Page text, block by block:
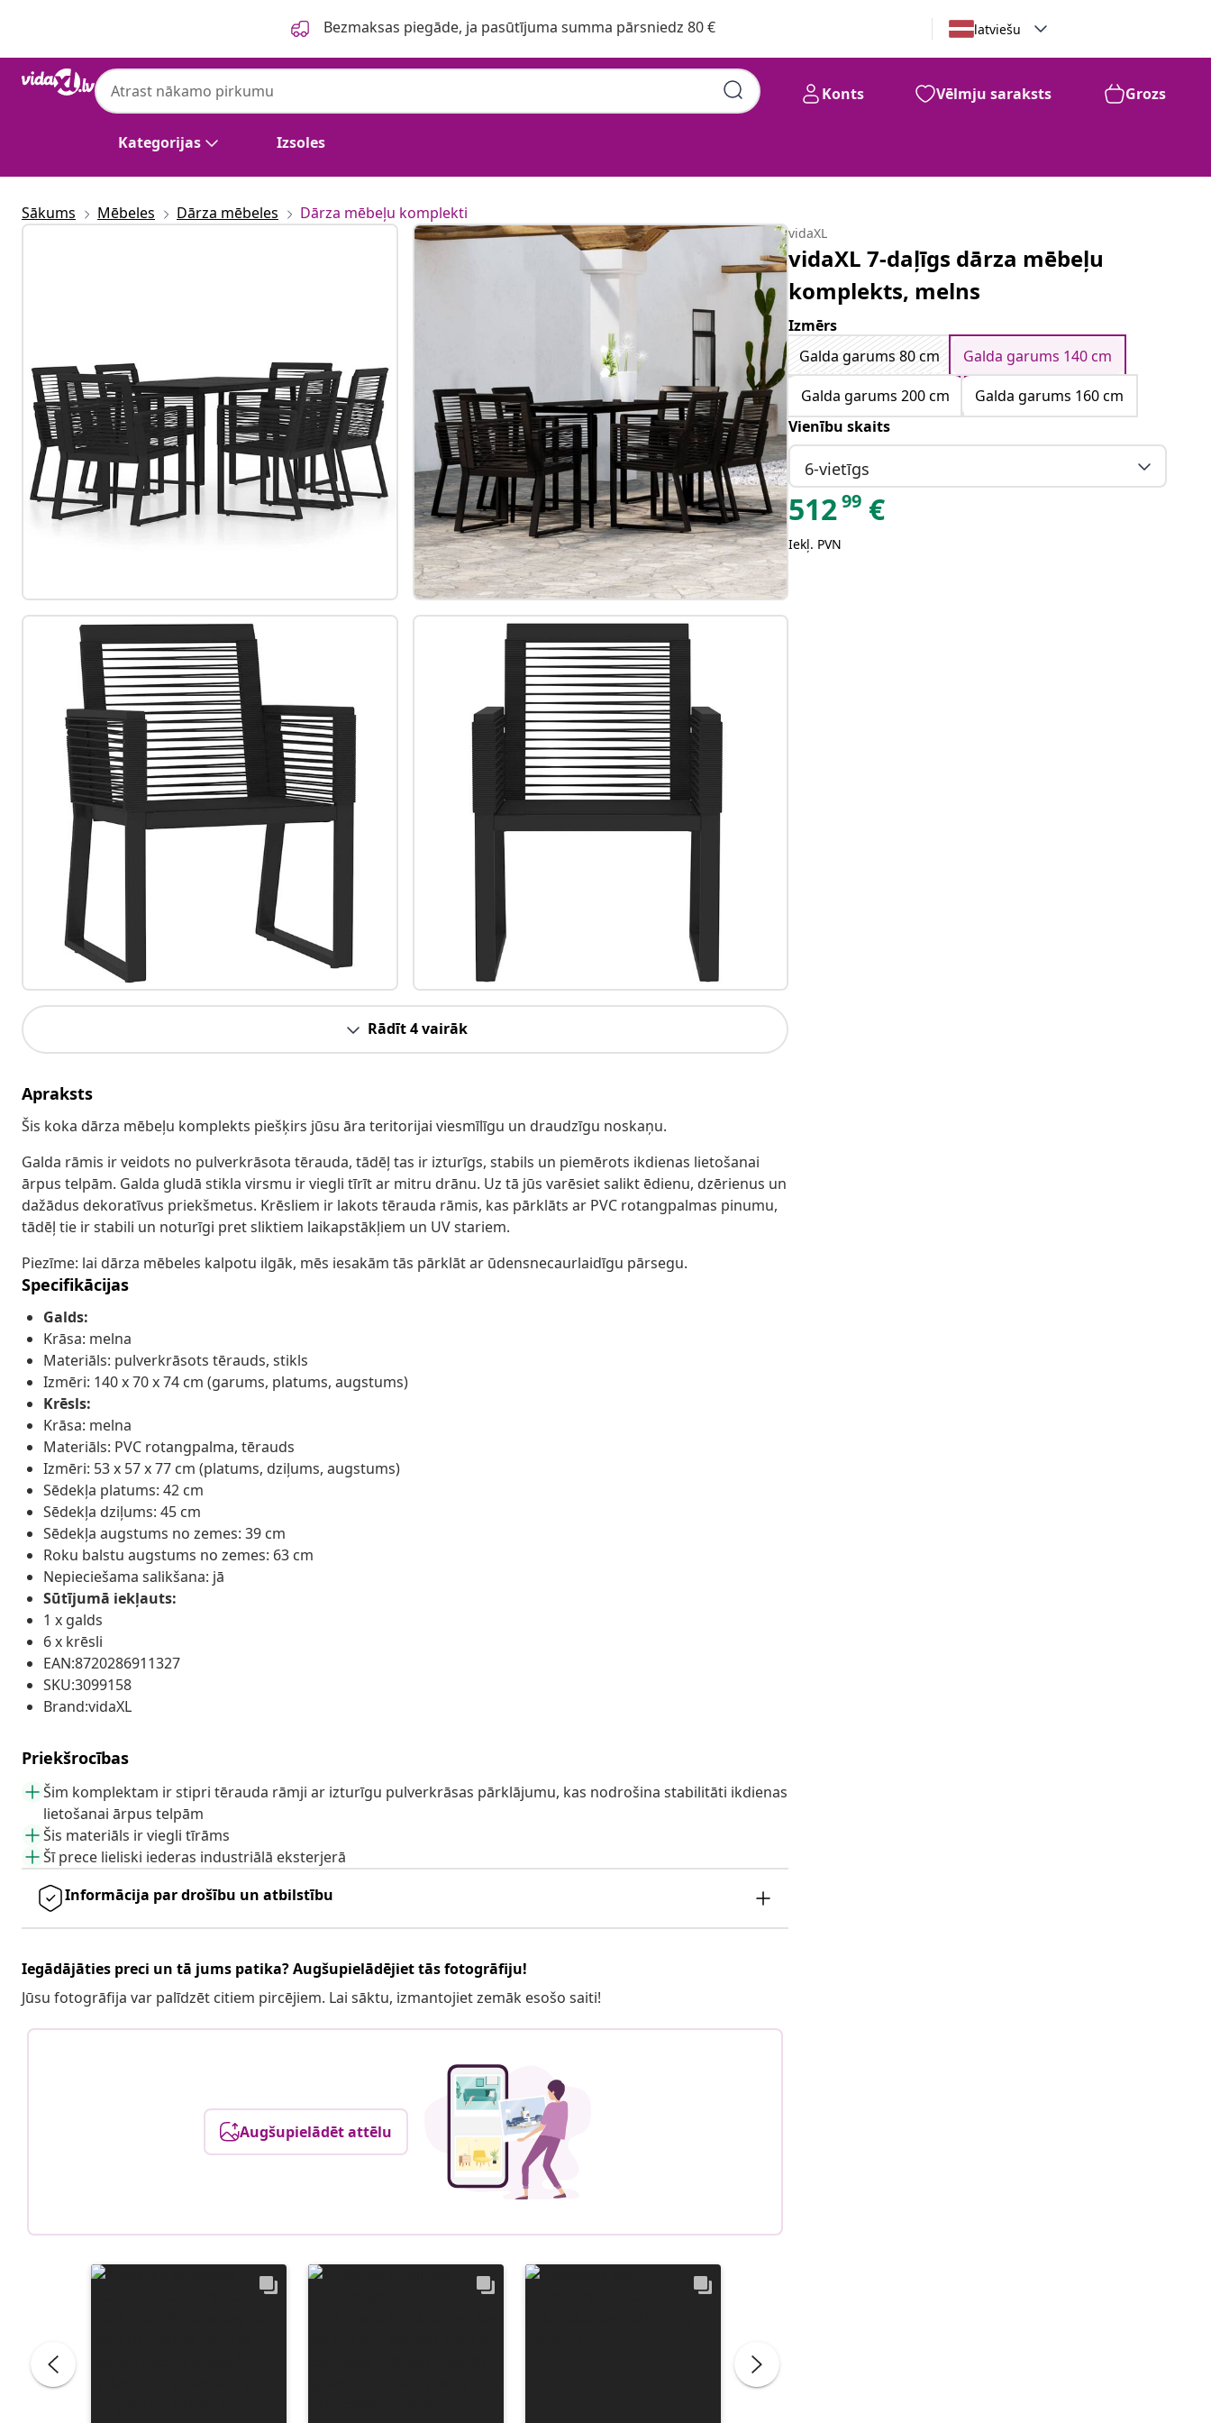
Bezmaksas piegāde, ja pasūtījuma summa pārsniedz 80 € latviešu
Kategorijas Izsoles
Konts Vēlmju saraksts Grozs
Sākums Mēbeles Dārza mēbeles Dārza mēbeļu komplekti
Rādīt 4 vairāk
Apraksts
Šis koka dārza mēbeļu komplekts piešķirs jūsu āra teritorijai viesmīlīgu un draudzīgu noskaņu.
Galda rāmis ir veidots no pulverkrāsota tērauda, tādēļ tas ir izturīgs, stabils un piemērots ikdienas lietošanai
ārpus telpām. Galda gludā stikla virsmu ir viegli tīrīt ar mitru drānu. Uz tā jūs varēsiet salikt ēdienu, dzērienus un
dažādus dekoratīvus priekšmetus. Krēsliem ir lakots tērauda rāmis, kas pārklāts ar PVC rotangpalmas pinumu,
tādēļ tie ir stabili un noturīgi pret sliktiem laikapstākļiem un UV stariem.
Piezīme: lai dārza mēbeles kalpotu ilgāk, mēs iesakām tās pārklāt ar ūdensnecaurlaidīgu pārsegu.
Specifikācijas
Galds:
Krāsa: melna
Materiāls: pulverkrāsots tērauds, stikls
Izmēri: 140 x 70 x 74 cm (garums, platums, augstums)
Krēsls:
Krāsa: melna
Materiāls: PVC rotangpalma, tērauds
Izmēri: 53 x 57 x 77 cm (platums, dziļums, augstums)
Sēdekļa platums: 42 cm
Sēdekļa dziļums: 45 cm
Sēdekļa augstums no zemes: 39 cm
Roku balstu augstums no zemes: 63 cm
Nepieciešama salikšana: jā
Sūtījumā iekļauts:
1 x galds
6 x krēsli
EAN:8720286911327
SKU:3099158
Brand:vidaXL
Priekšrocības
Šim komplektam ir stipri tērauda rāmji ar izturīgu pulverkrāsas pārklājumu, kas nodrošina stabilitāti ikdienas
lietošanai ārpus telpām
Šis materiāls ir viegli tīrāms
Šī prece lieliski iederas industriālā eksterjerā
Informācija par drošību un atbilstību
Iegādājāties preci un tā jums patika? Augšupielādējiet tās fotogrāfiju!
Jūsu fotogrāfija var palīdzēt citiem pircējiem. Lai sāktu, izmantojiet zemāk esošo saiti!
Augšupielādēt attēlu
vidaXL
vidaXL 7-daļīgs dārza mēbeļu
komplekts, melns
Izmērs
Galda garums 80 cm
Galda garums 140 cm
Galda garums 200 cm
Galda garums 160 cm
Vienību skaits
6-vietīgs
51299 €
Iekļ. PVN